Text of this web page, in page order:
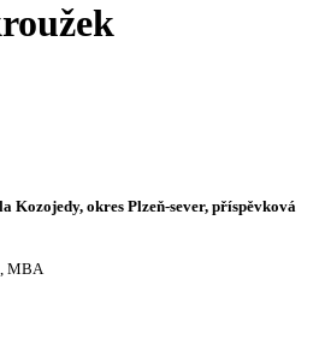
Kozojedy, okres Plzeň-sever, příspěvková
MBA